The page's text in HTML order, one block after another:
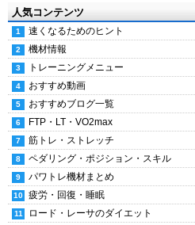
人気コンテンツ
速くなるためのヒント
機材情報
トレーニングメニュー
おすすめ動画
おすすめブログ一覧
FTP・LT・VO2max
筋トレ・ストレッチ
ペダリング・ポジション・スキル
パワトレ機材まとめ
疲労・回復・睡眠
ロード・レーサのダイエット